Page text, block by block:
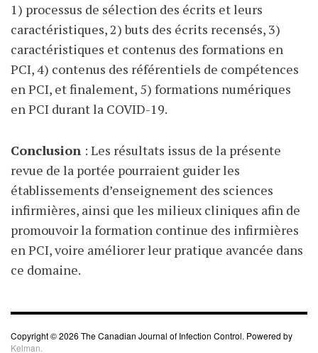
1) processus de sélection des écrits et leurs
caractéristiques, 2) buts des écrits recensés, 3)
caractéristiques et contenus des formations en
PCI, 4) contenus des référentiels de compétences
en PCI, et finalement, 5) formations numériques
en PCI durant la COVID-19.
Conclusion : Les résultats issus de la présente
revue de la portée pourraient guider les
établissements d’enseignement des sciences
infirmières, ainsi que les milieux cliniques afin de
promouvoir la formation continue des infirmières
en PCI, voire améliorer leur pratique avancée dans
ce domaine.
Copyright © 2026 The Canadian Journal of Infection Control. Powered by
Kelman.